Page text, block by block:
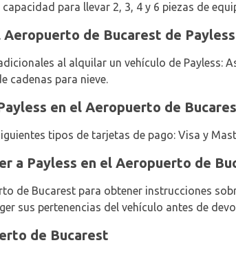
para llevar 2, 3, 4 y 6 piezas de
de Bucarest de
al alquilar un vehículo de Payless:
cadenas para nieve.
en el Aeropuerto de
tipos de tarjetas de pago: Visa y
a Payless en el Aeropuerto de
de Bucarest para obtener instrucciones
sus pertenencias del vehículo antes de
de Bucarest